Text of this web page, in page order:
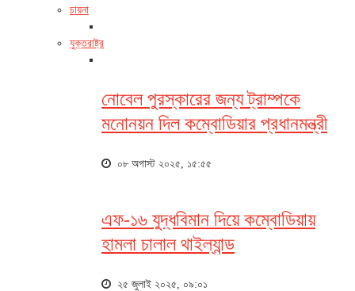
চায়না
যুক্তরাষ্ট্র
নোবেল পুরস্কারের জন্য ট্রাম্পকে
মনোনয়ন দিল কম্বোডিয়ার প্রধানমন্ত্রী
০৮ অগাস্ট ২০২৫, ১৫:৫৫
এফ-১৬ যুদ্ধবিমান দিয়ে কম্বোডিয়ায়
হামলা চালাল থাইল্যান্ড
২৫ জুলাই ২০২৫, ০৯:০১